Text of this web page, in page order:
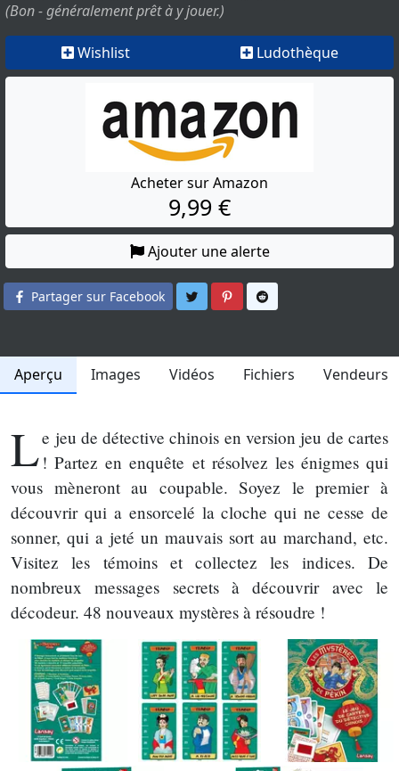
(Bon - généralement prêt à y jouer.)
Wishlist Ludothèque
Acheter sur Amazon
9,99 €
Ajouter une alerte
Partager sur Facebook Partager sur Twitter
Partager sur Pinterest
Aperçu Images Vidéos Fichiers Vendeurs
Le jeu de détective chinois en version jeu de cartes
! Partez en enquête et résolvez les énigmes qui
vous mèneront au coupable. Soyez le premier à
découvrir qui a ensorcelé la cloche qui ne cesse de
sonner, qui a jeté un mauvais sort au marchand, etc.
Visitez les témoins et collectez les indices. De
nombreux messages secrets à découvrir avec le
décodeur. 48 nouveaux mystères à résoudre !